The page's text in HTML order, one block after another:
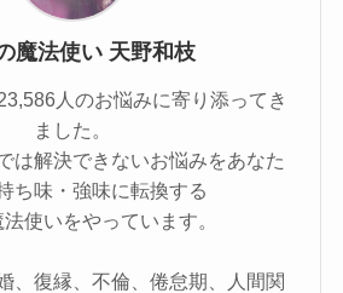
魔法使い 天野和枝
人のお悩みに寄り添ってき
ました。
は解決できないお悩みをあなた
ち味・強味に転換する
使いをやっています。
、復縁、不倫、倦怠期、人間関